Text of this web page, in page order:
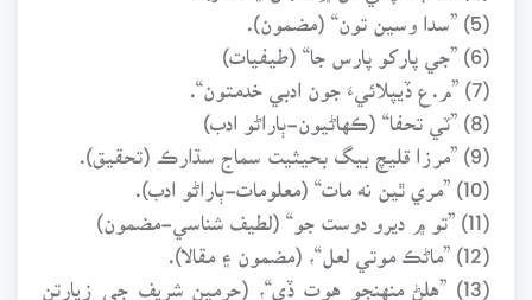
(5) ”سدا وسين تون“ (مضمون).
(6) ”جي پارکو پارس جا“ (طيفيات)
(7) ”م.ع ڏيپلائيءَ جون ادبي خدمتون“.
(8) ”ٽي تحفا“ (ڪهاڻيون-ٻاراڻو ادب)
(9) ”مرزا قليچ بيگ بحيثيت سماج سڌارڪ (تحقيق).
(10) ”مري ٿين نه مات“ (معلومات-ٻاراڻو ادب).
(11) ”تو ۾ ديرو دوست جو“ (لطيف شناسي-مضمون)
(12) ”ماڻڪ موتي لعل“، (مضمون ۽ مقالا).
(13) ”هلڻ منهنجو هوت ڏي“، (حرمين شريف جي زيارتن